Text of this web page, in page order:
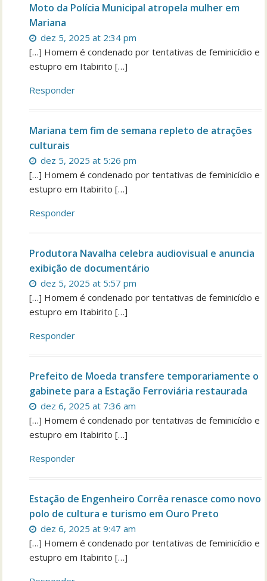
Moto da Polícia Municipal atropela mulher em
Mariana
dez 5, 2025 at 2:34 pm
[…] Homem é condenado por tentativas de feminicídio e
estupro em Itabirito […]
Responder
Mariana tem fim de semana repleto de atrações
culturais
dez 5, 2025 at 5:26 pm
[…] Homem é condenado por tentativas de feminicídio e
estupro em Itabirito […]
Responder
Produtora Navalha celebra audiovisual e anuncia
exibição de documentário
dez 5, 2025 at 5:57 pm
[…] Homem é condenado por tentativas de feminicídio e
estupro em Itabirito […]
Responder
Prefeito de Moeda transfere temporariamente o
gabinete para a Estação Ferroviária restaurada
dez 6, 2025 at 7:36 am
[…] Homem é condenado por tentativas de feminicídio e
estupro em Itabirito […]
Responder
Estação de Engenheiro Corrêa renasce como novo
polo de cultura e turismo em Ouro Preto
dez 6, 2025 at 9:47 am
[…] Homem é condenado por tentativas de feminicídio e
estupro em Itabirito […]